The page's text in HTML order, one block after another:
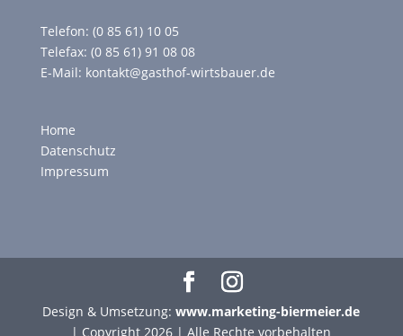
Telefon: (0 85 61) 10 05
Telefax: (0 85 61) 91 08 08
E-Mail: kontakt@gasthof-wirtsbauer.de
Home
Datenschutz
Impressum
Design & Umsetzung:www.marketing-biermeier.de
| Copyright 2026 | Alle Rechte vorbehalten